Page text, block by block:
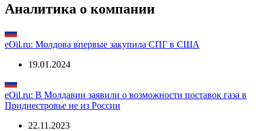
Аналитика о компании
eOil.ru: Молдова впервые закупила СПГ в США
19.01.2024
eOil.ru: В Молдавии заявили о возможности поставок газа в
Приднестровье не из России
22.11.2023